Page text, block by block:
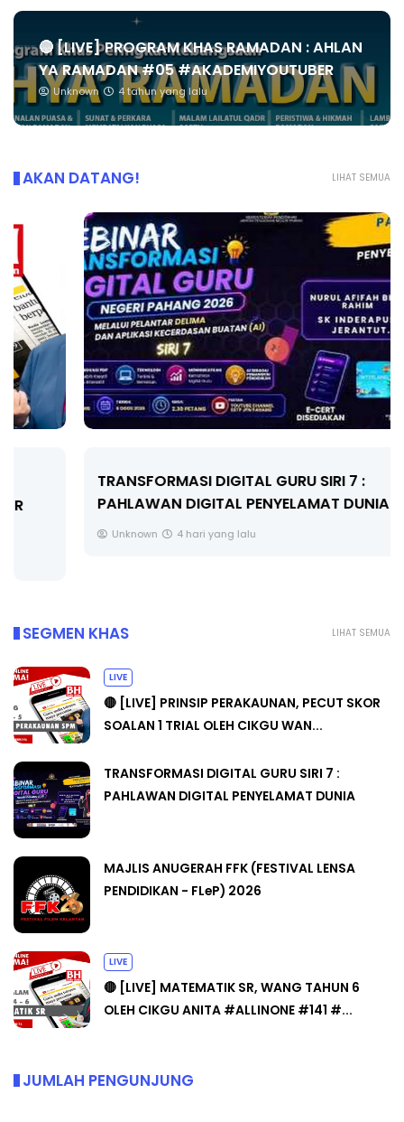
🔴 [LIVE] PROGRAM KHAS RAMADAN : AHLAN
YA RAMADAN #05 #AKADEMIYOUTUBER
Unknown 4 tahun yang lalu
LIHAT SEMUA
AKAN DATANG!
TRANSFORMASI DIGITAL GURU SIRI 7 :
PAHLAWAN DIGITAL PENYELAMAT DUNIA
4 hari yang lalu
LIHAT SEMUA
SEGMEN KHAS
LIVE
🔴 [LIVE] PRINSIP PERAKAUNAN, PECUT SKOR
SOALAN 1 TRIAL OLEH CIKGU WAN...
TRANSFORMASI DIGITAL GURU SIRI 7 :
PAHLAWAN DIGITAL PENYELAMAT DUNIA
MAJLIS ANUGERAH FFK (FESTIVAL LENSA
PENDIDIKAN - FLeP) 2026
LIVE
🔴 [LIVE] MATEMATIK SR, WANG TAHUN 6
OLEH CIKGU ANITA #ALLINONE #141 #...
JUMLAH PENGUNJUNG